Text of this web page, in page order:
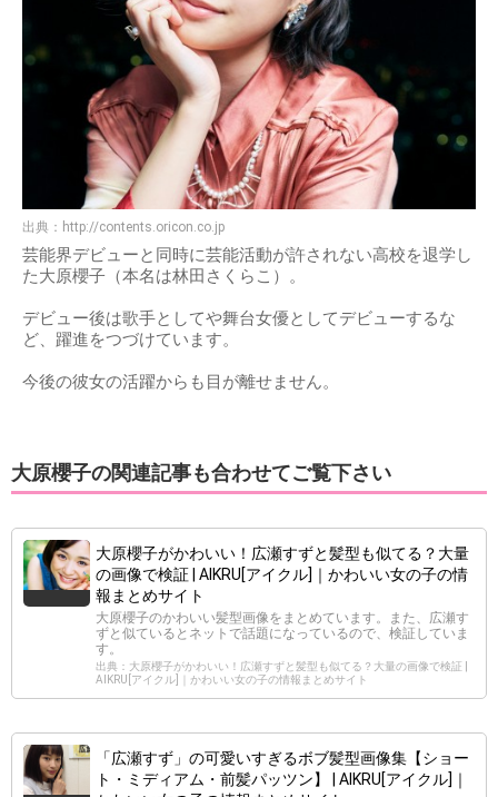
出典： http://contents.oricon.co.jp
芸能界デビューと同時に芸能活動が許されない高校を退学し
た大原櫻子（本名は林田さくらこ）。
デビュー後は歌手としてや舞台女優としてデビューするな
ど、躍進をつづけています。
今後の彼女の活躍からも目が離せません。
大原櫻子の関連記事も合わせてご覧下さい
大原櫻子がかわいい！広瀬すずと髪型も似てる？大量
の画像で検証 | AIKRU[アイクル]｜かわいい女の子の情
報まとめサイト
大原櫻子のかわいい髪型画像をまとめています。また、広瀬す
ずと似ているとネットで話題になっているので、検証していま
す。
出典：大原櫻子がかわいい！広瀬すずと髪型も似てる？大量の画像で検証 |
AIKRU[アイクル]｜かわいい女の子の情報まとめサイト
「広瀬すず」の可愛いすぎるボブ髪型画像集【ショー
ト・ミディアム・前髪パッツン】 | AIKRU[アイクル]｜